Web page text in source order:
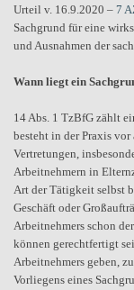
Urteil v. 16.9.2020 – 7
Sachgrund für eine
und Ausnahmen der
Wann liegt ein
14 Abs. 1 TzBfG zählt
besteht in der Praxis
Vertretungen,
Arbeitnehmern in
Art der Tätigkeit selbst
Geschäft oder
Arbeitnehmers schon
können gerechtfertigt
Arbeitnehmers geben,
Vorliegens eines